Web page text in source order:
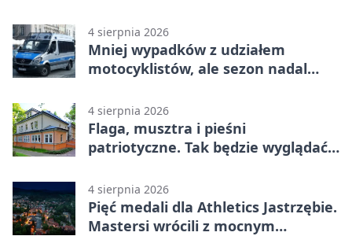
4 sierpnia 2026
Mniej wypadków z udziałem
motocyklistów, ale sezon nadal
4 sierpnia 2026
Flaga, musztra i pieśni
patriotyczne. Tak będzie wyglądać
4 sierpnia 2026
Pięć medali dla Athletics Jastrzębie.
Mastersi wrócili z mocnym